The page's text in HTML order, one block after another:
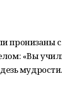
пронизаны
«Вы